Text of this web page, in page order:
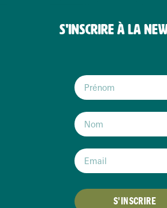
S'INSCRIRE À LA
S'INSCRIRE